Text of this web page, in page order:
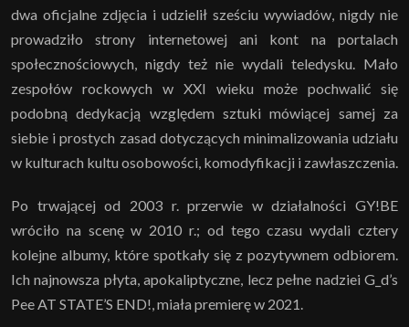
dwa oficjalne zdjęcia i udzielił sześciu wywiadów, nigdy nie
prowadziło strony internetowej ani kont na portalach
społecznościowych, nigdy też nie wydali teledysku. Mało
zespołów rockowych w XXI wieku może pochwalić się
podobną dedykacją względem sztuki mówiącej samej za
siebie i prostych zasad dotyczących minimalizowania udziału
w kulturach kultu osobowości, komodyfikacji i zawłaszczenia.
Po trwającej od 2003 r. przerwie w działalności GY!BE
wróciło na scenę w 2010 r.; od tego czasu wydali cztery
kolejne albumy, które spotkały się z pozytywnem odbiorem.
Ich najnowsza płyta, apokaliptyczne, lecz pełne nadziei G_d’s
Pee AT STATE’S END!, miała premierę w 2021.